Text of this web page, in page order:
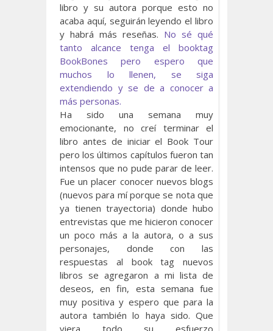
libro y su autora porque esto no
acaba aquí, seguirán leyendo el libro
y habrá más reseñas. No sé qué
tanto alcance tenga el booktag
BookBones pero espero que
muchos lo llenen, se siga
extendiendo y se de a conocer a
más personas.
Ha sido una semana muy
emocionante, no creí terminar el
libro antes de iniciar el Book Tour
pero los últimos capítulos fueron tan
intensos que no pude parar de leer.
Fue un placer conocer nuevos blogs
(nuevos para mí porque se nota que
ya tienen trayectoria) donde hubo
entrevistas que me hicieron conocer
un poco más a la autora, o a sus
personajes, donde con las
respuestas al book tag nuevos
libros se agregaron a mi lista de
deseos, en fin, esta semana fue
muy positiva y espero que para la
autora también lo haya sido. Que
viera todo su esfuerzo